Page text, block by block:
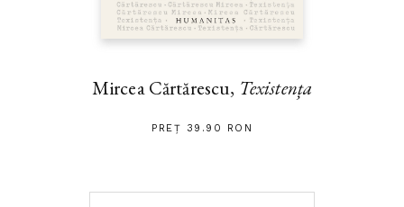
Mircea Cărtărescu, Texistența
PREȚ 39.90 RON